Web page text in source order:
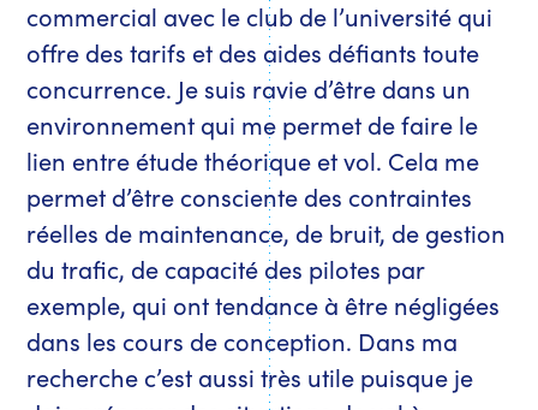
commercial avec le club de l’université qui
offre des tarifs et des aides défiants toute
concurrence. Je suis ravie d’être dans un
environnement qui me permet de faire le
lien entre étude théorique et vol. Cela me
permet d’être consciente des contraintes
réelles de maintenance, de bruit, de gestion
du trafic, de capacité des pilotes par
exemple, qui ont tendance à être négligées
dans les cours de conception. Dans ma
recherche c’est aussi très utile puisque je